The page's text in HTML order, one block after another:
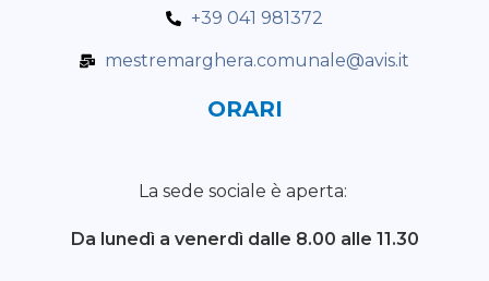
+39 041 981372
mestremarghera.comunale@avis.it
ORARI
La sede sociale è aperta:
Da lunedì a venerdì dalle 8.00 alle 11.30